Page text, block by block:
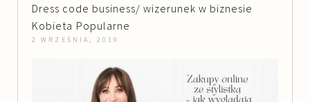
Dress code business/ wizerunek w biznesie
Kobieta Popularne
2 WRZEŚNIA, 2019